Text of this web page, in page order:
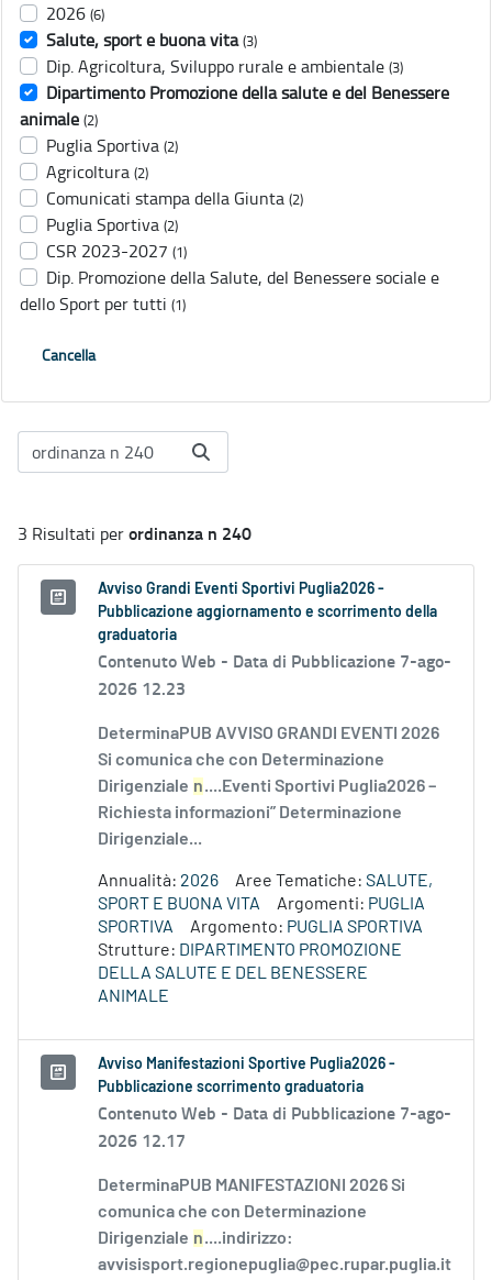
2026 (6)
Salute, sport e buona vita (3)
Dip. Agricoltura, Sviluppo rurale e ambientale (3)
Dipartimento Promozione della salute e del Benessere
animale (2)
Puglia Sportiva (2)
Agricoltura (2)
Comunicati stampa della Giunta (2)
Puglia Sportiva (2)
CSR 2023-2027 (1)
Dip. Promozione della Salute, del Benessere sociale e
dello Sport per tutti (1)
Cancella
3 Risultati perordinanza n 240
Avviso Grandi Eventi Sportivi Puglia2026 -
Pubblicazione aggiornamento e scorrimento della
graduatoria
Contenuto Web - Data di Pubblicazione 7-ago-
2026 12.23
DeterminaPUB AVVISO GRANDI EVENTI 2026
Si comunica che con Determinazione
Dirigenziale n....Eventi Sportivi Puglia2026 –
Richiesta informazioni” Determinazione
Dirigenziale...
Annualità: 2026 Aree Tematiche: SALUTE,
SPORT E BUONA VITA
Argomenti: PUGLIA
SPORTIVA
Argomento: PUGLIA SPORTIVA
Strutture: DIPARTIMENTO PROMOZIONE
DELLA SALUTE E DEL BENESSERE
ANIMALE
Avviso Manifestazioni Sportive Puglia2026 -
Pubblicazione scorrimento graduatoria
Contenuto Web - Data di Pubblicazione 7-ago-
2026 12.17
DeterminaPUB MANIFESTAZIONI 2026 Si
comunica che con Determinazione
Dirigenziale n....indirizzo:
avvisisport.regionepuglia@pec.rupar.puglia.it